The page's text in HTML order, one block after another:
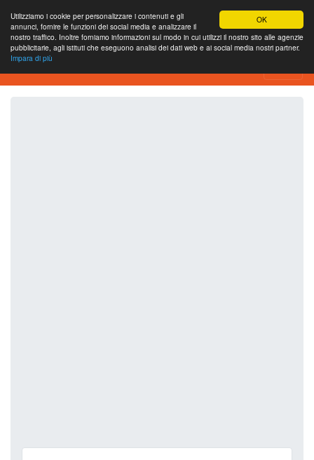
OK
Utilizziamo i cookie per personalizzare i contenuti e gli
annunci, fornire le funzioni dei social media e analizzare il
nostro traffico. Inoltre forniamo informazioni sul modo in cui utilizzi il nostro sito alle agenzie
pubblicitarie, agli istituti che eseguono analisi dei dati web e ai social media nostri partner.
Impara di più
SEO Analytics